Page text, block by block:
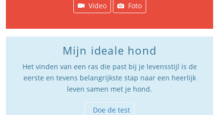
Video Foto
Mijn ideale hond
Het vinden van een ras die past bij je levensstijl is de
eerste en tevens belangrijkste stap naar een heerlijk
leven samen met je hond.
Doe de test